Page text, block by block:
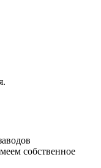
собственное